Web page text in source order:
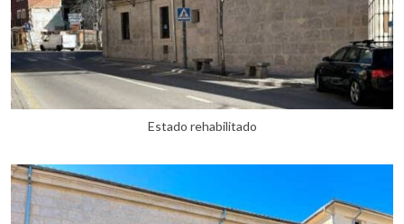
Estado rehabilitado